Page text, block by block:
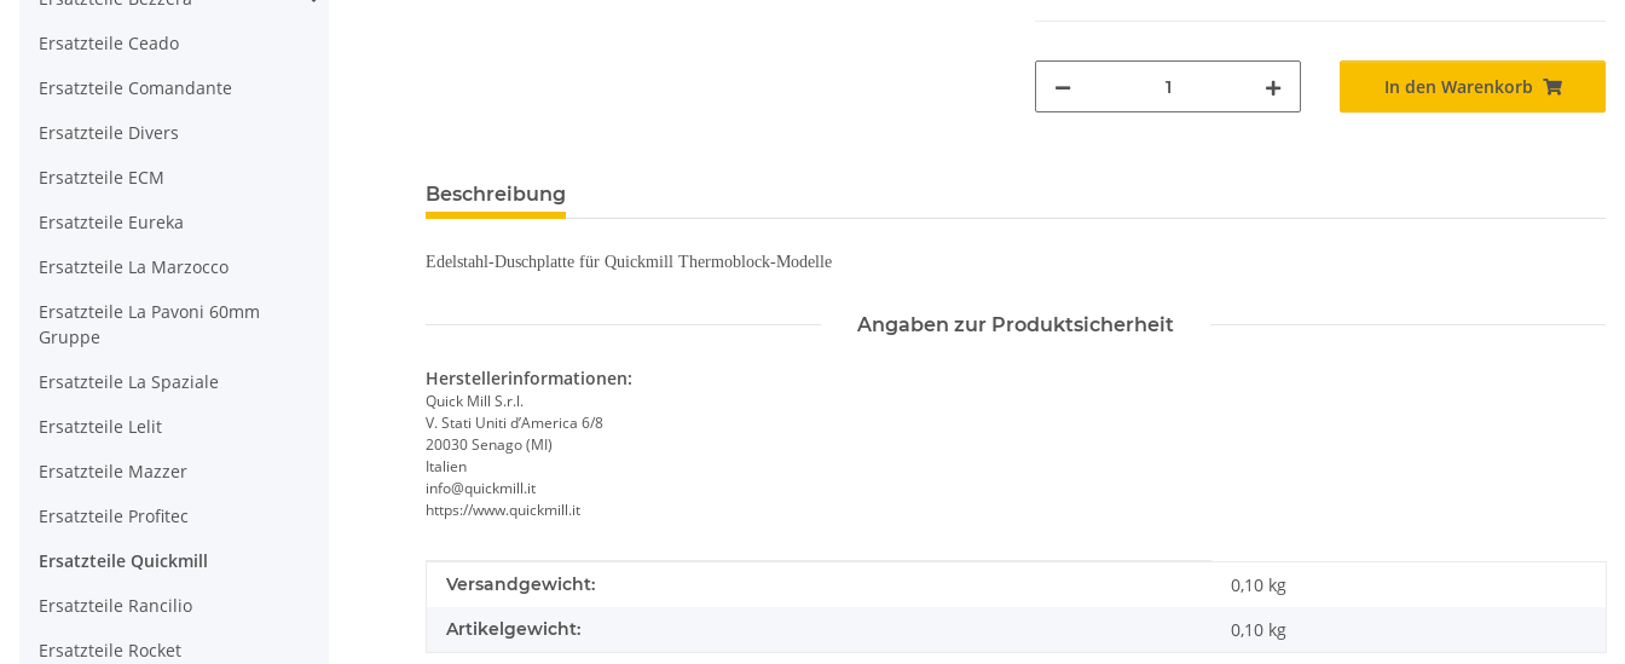
In den Warenkorb
Beschreibung
Edelstahl-Duschplatte für Quickmill Thermoblock-Modelle
Angaben zur Produktsicherheit
Herstellerinformationen:
Quick Mill S.r.l.
V. Stati Uniti d’America 6/8
20030 Senago (MI)
Italien
info@quickmill.it
https://www.quickmill.it
Produkteigenschaft
Wert
Versandgewicht: 0,10 kg
Artikelgewicht: 0,10 kg
Ersatzteile Ceado
Ersatzteile Comandante
Ersatzteile Divers
Ersatzteile ECM
Ersatzteile Eureka
Ersatzteile La Marzocco
Ersatzteile La Pavoni 60mm
Gruppe
Ersatzteile La Spaziale
Ersatzteile Lelit
Ersatzteile Mazzer
Ersatzteile Profitec
Ersatzteile Quickmill
Ersatzteile Rancilio
Ersatzteile Rocket